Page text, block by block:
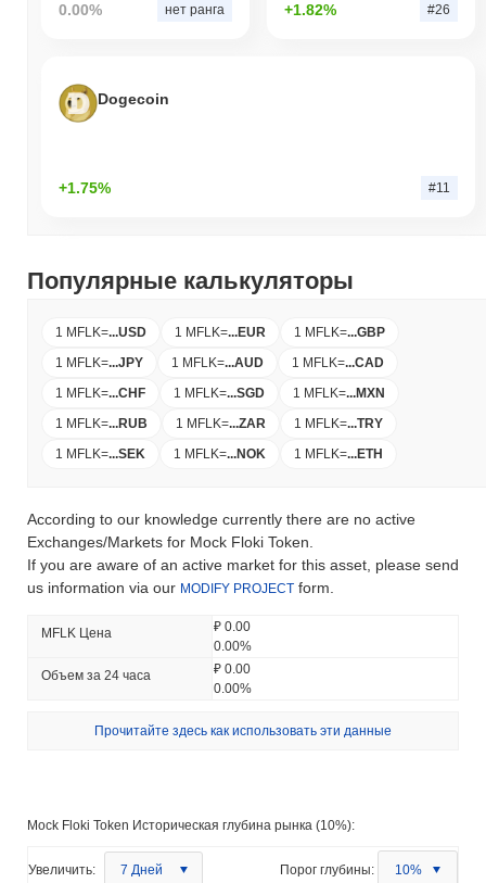
0.00% нет ранга +1.82% #26
Dogecoin
+1.75% #11
Популярные калькуляторы
1 MFLK=...USD 1 MFLK=...EUR 1 MFLK=...GBP
1 MFLK=...JPY 1 MFLK=...AUD 1 MFLK=...CAD
1 MFLK=...CHF 1 MFLK=...SGD 1 MFLK=...MXN
1 MFLK=...RUB 1 MFLK=...ZAR 1 MFLK=...TRY
1 MFLK=...SEK 1 MFLK=...NOK 1 MFLK=...ETH
According to our knowledge currently there are no active
Exchanges/Markets for Mock Floki Token.
If you are aware of an active market for this asset, please send
us information via our MODIFY PROJECT form.
MFLK Цена
₽ 0.00
0.00%
Объем за 24 часа
₽ 0.00
0.00%
Прочитайте здесь как использовать эти данные
Mock Floki Token Историческая глубина рынка (10%):
Увеличить: 7 Дней Порог глубины: 10%